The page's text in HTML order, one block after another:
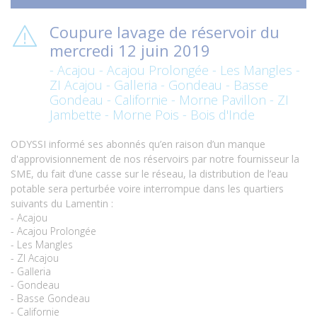
Coupure lavage de réservoir du
mercredi 12 juin 2019
- Acajou - Acajou Prolongée - Les Mangles -
ZI Acajou - Galleria - Gondeau - Basse
Gondeau - Californie - Morne Pavillon - ZI
Jambette - Morne Pois - Bois d'Inde
ODYSSI informé ses abonnés qu’en raison d’un manque
d'approvisionnement de nos réservoirs par notre fournisseur la
SME, du fait d’une casse sur le réseau, la distribution de l’eau
potable sera perturbée voire interrompue dans les quartiers
suivants du Lamentin :
- Acajou
- Acajou Prolongée
- Les Mangles
- ZI Acajou
- Galleria
- Gondeau
- Basse Gondeau
- Californie